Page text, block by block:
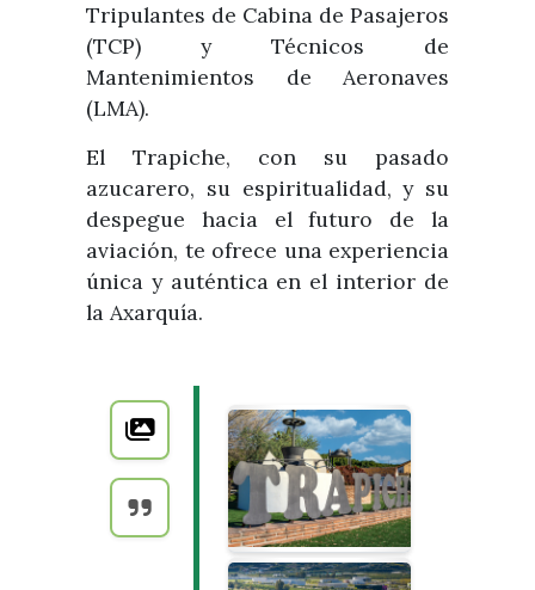
Tripulantes de Cabina de Pasajeros
(TCP) y Técnicos de
Mantenimientos de Aeronaves
(LMA).
El Trapiche, con su pasado
azucarero, su espiritualidad, y su
despegue hacia el futuro de la
aviación, te ofrece una experiencia
única y auténtica en el interior de
la Axarquía.